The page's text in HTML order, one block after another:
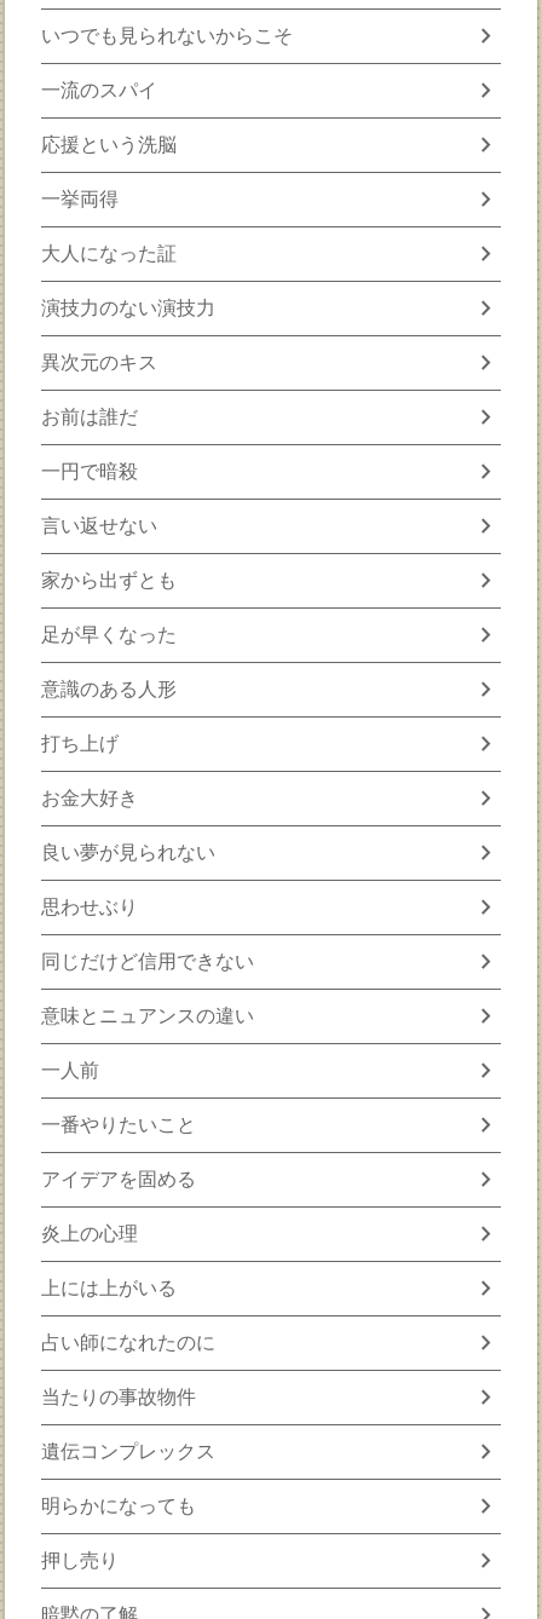
いつでも見られないからこそ chevron_right
一流のスパイ chevron_right
応援という洗脳 chevron_right
一挙両得 chevron_right
大人になった証 chevron_right
演技力のない演技力 chevron_right
異次元のキス chevron_right
お前は誰だ chevron_right
一円で暗殺 chevron_right
言い返せない chevron_right
家から出ずとも chevron_right
足が早くなった chevron_right
意識のある人形 chevron_right
打ち上げ chevron_right
お金大好き chevron_right
良い夢が見られない chevron_right
思わせぶり chevron_right
同じだけど信用できない chevron_right
意味とニュアンスの違い chevron_right
一人前 chevron_right
一番やりたいこと chevron_right
アイデアを固める chevron_right
炎上の心理 chevron_right
上には上がいる chevron_right
占い師になれたのに chevron_right
当たりの事故物件 chevron_right
遺伝コンプレックス chevron_right
明らかになっても chevron_right
押し売り chevron_right
暗黙の了解